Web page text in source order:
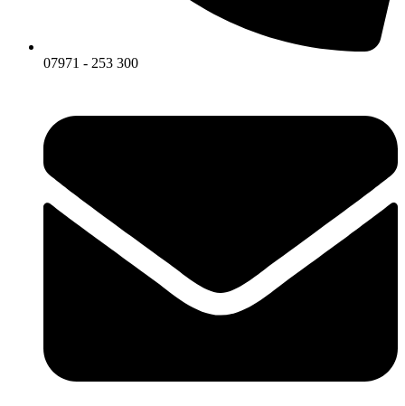
07971 - 253 300